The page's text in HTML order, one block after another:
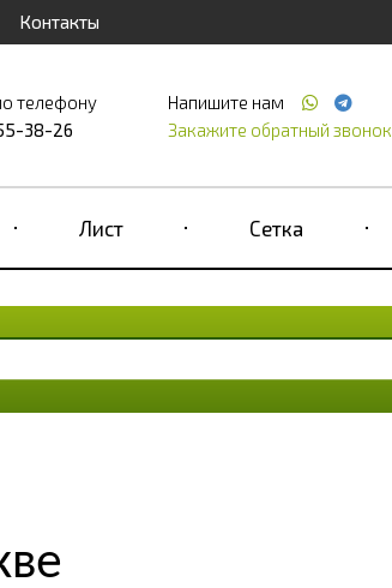
Контакты
телефону
38-26
Напишите нам
Закажите обратный звонок
Лист Сетка